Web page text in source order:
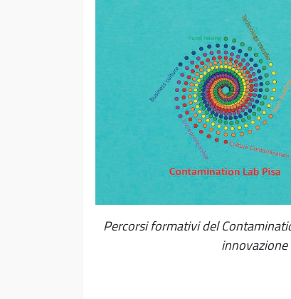
Percorsi formativi del